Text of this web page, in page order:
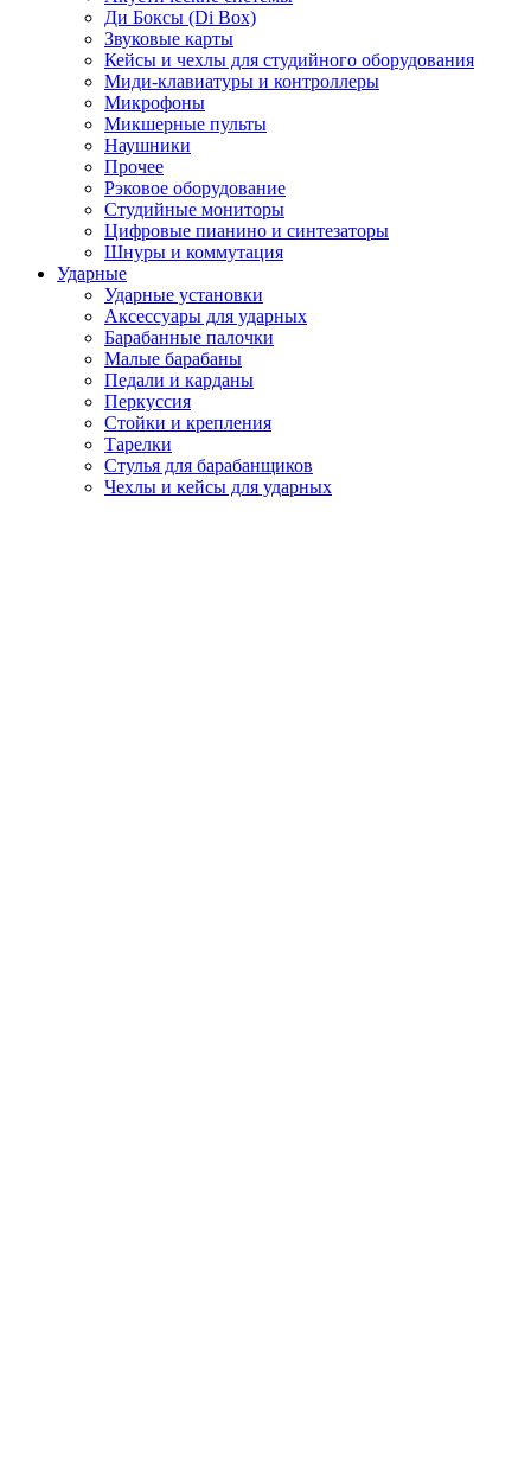
Ди Боксы (Di Box)
Звуковые карты
Кейсы и чехлы для студийного оборудования
Миди-клавиатуры и контроллеры
Микрофоны
Микшерные пульты
Наушники
Прочее
Рэковое оборудование
Студийные мониторы
Цифровые пианино и синтезаторы
Шнуры и коммутация
Ударные
Ударные установки
Аксессуары для ударных
Барабанные палочки
Малые барабаны
Педали и карданы
Перкуссия
Стойки и крепления
Тарелки
Стулья для барабанщиков
Чехлы и кейсы для ударных